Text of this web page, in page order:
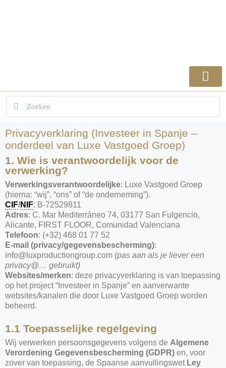
Privacyverklaring (Investeer in Spanje –
onderdeel van Luxe Vastgoed Groep)
1. Wie is verantwoordelijk voor de
verwerking?
Verwerkingsverantwoordelijke: Luxe Vastgoed Groep
(hierna: “wij”, “ons” of “de onderneming”).
CIF/NIF: B-72529811
Adres: C. Mar Mediterráneo 74, 03177 San Fulgencio,
Alicante, FIRST FLOOR, Comunidad Valenciana
Telefoon: (+32) 468 01 77 52
E-mail (privacy/gegevensbescherming):
info@luxproductiongroup.com (pas aan als je liever een
privacy@… gebruikt)
Websites/merken: deze privacyverklaring is van toepassing
op het project “Investeer in Spanje” en aanverwante
websites/kanalen die door Luxe Vastgoed Groep worden
beheerd.
1.1 Toepasselijke regelgeving
Wij verwerken persoonsgegevens volgens de Algemene
Verordening Gegevensbescherming (GDPR) en, voor
zover van toepassing, de Spaanse aanvullingswet Ley